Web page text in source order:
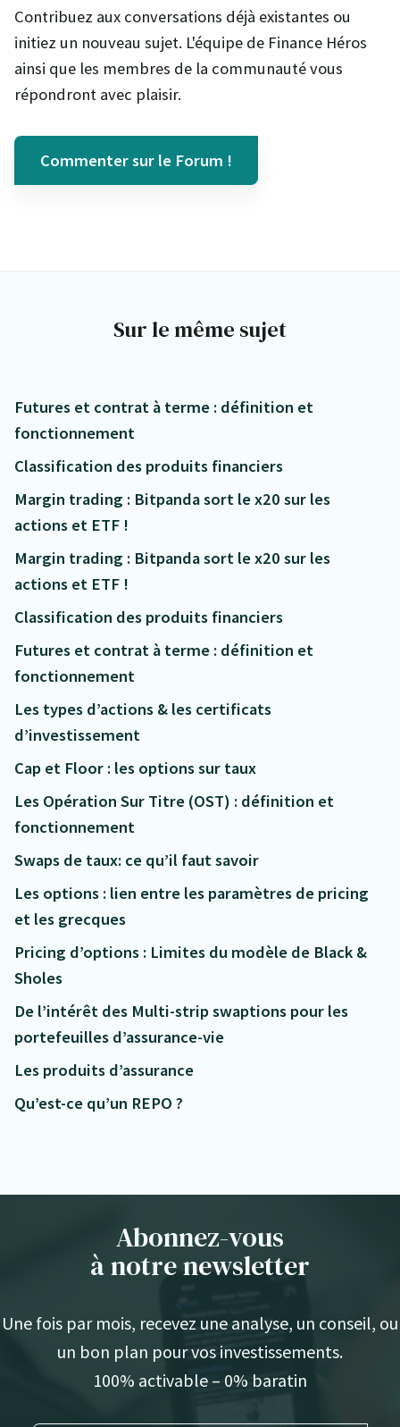
Contribuez aux conversations déjà existantes ou
initiez un nouveau sujet. L'équipe de Finance Héros
ainsi que les membres de la communauté vous
répondront avec plaisir.
Commenter sur le Forum !
Sur le même sujet
Futures et contrat à terme : définition et
fonctionnement
Classification des produits financiers
Margin trading : Bitpanda sort le x20 sur les
actions et ETF !
Margin trading : Bitpanda sort le x20 sur les
actions et ETF !
Classification des produits financiers
Futures et contrat à terme : définition et
fonctionnement
Les types d’actions & les certificats
d’investissement
Cap et Floor : les options sur taux
Les Opération Sur Titre (OST) : définition et
fonctionnement
Swaps de taux: ce qu’il faut savoir
Les options : lien entre les paramètres de pricing
et les grecques
Pricing d’options : Limites du modèle de Black &
Sholes
De l’intérêt des Multi-strip swaptions pour les
portefeuilles d’assurance-vie
Les produits d’assurance
Qu’est-ce qu’un REPO ?
Abonnez-vous
à notre newsletter
Une fois par mois, recevez une analyse, un conseil, ou
un bon plan pour vos investissements.
100% activable – 0% baratin